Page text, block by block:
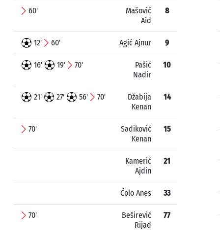
60'
Mašović
Aid
8
12' 60' Agić Ajnur 9
16' 19' 70'
Pašić
Nadir
10
21' 27' 56' 70'
Džabija
Kenan
14
70'
Sadiković
Kenan
15
Kamerić
Ajdin
21
Čolo Anes 33
70'
Beširević
Rijad
77